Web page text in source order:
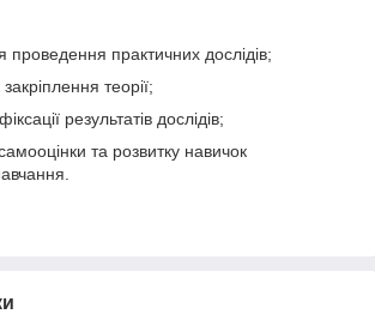
проведення практичних дослідів;
теорії;
результатів дослідів;
та розвитку навичок